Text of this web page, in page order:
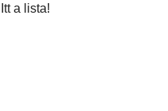
Itt a lista!